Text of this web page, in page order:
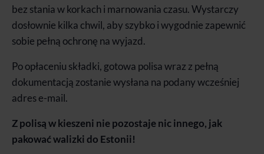
bez stania w korkach i marnowania czasu. Wystarczy
dosłownie kilka chwil, aby szybko i wygodnie zapewnić
sobie pełną ochronę na wyjazd.
Po opłaceniu składki, gotowa polisa wraz z pełną
dokumentacją zostanie wysłana na podany wcześniej
adres e-mail.
Z polisą w kieszeni nie pozostaje nic innego, jak
pakować walizki do Estonii!